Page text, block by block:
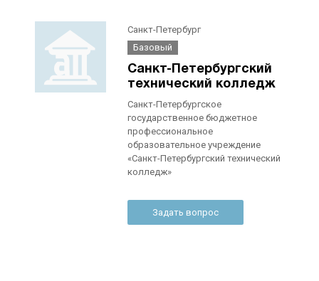
Санкт-Петербург
Базовый
Санкт-Петербургский
технический колледж
Санкт-Петербургское
государственное бюджетное
профессиональное
образовательное учреждение
«Санкт-Петербургский технический
колледж»
Задать вопрос